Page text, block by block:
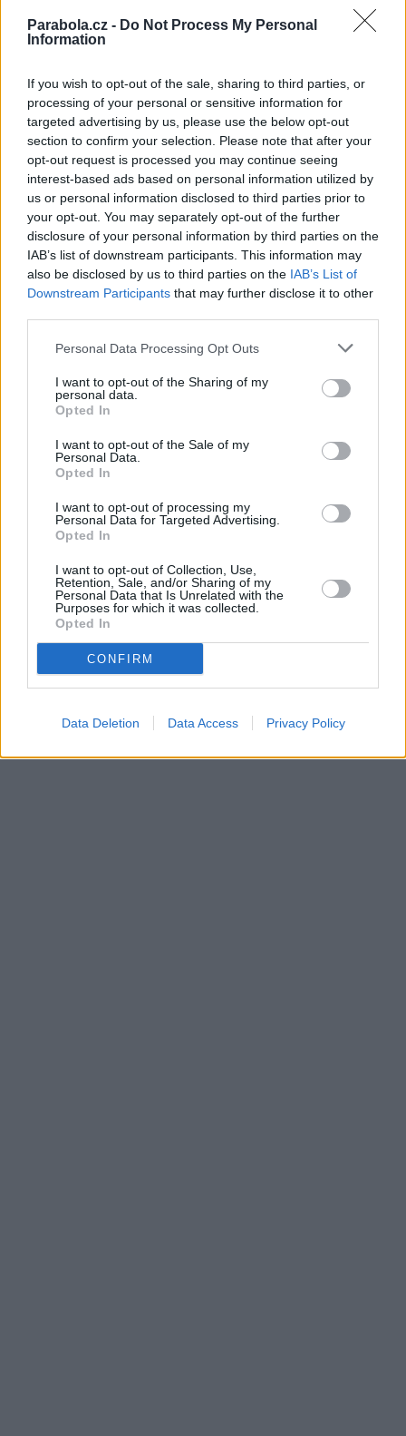
Parabola.cz - Do Not Process My Personal
Information
If you wish to opt-out of the sale, sharing to third parties, or
processing of your personal or sensitive information for
targeted advertising by us, please use the below opt-out
section to confirm your selection. Please note that after your
opt-out request is processed you may continue seeing
interest-based ads based on personal information utilized by
us or personal information disclosed to third parties prior to
your opt-out. You may separately opt-out of the further
disclosure of your personal information by third parties on the
IAB’s list of downstream participants. This information may
also be disclosed by us to third parties on the IAB’s List of
Downstream Participants that may further disclose it to other
Personal Data Processing Opt Outs
I want to opt-out of the Sharing of my
personal data.
Opted In
I want to opt-out of the Sale of my
Personal Data.
Opted In
I want to opt-out of processing my
Personal Data for Targeted Advertising.
Opted In
I want to opt-out of Collection, Use,
Retention, Sale, and/or Sharing of my
Personal Data that Is Unrelated with the
Purposes for which it was collected.
Opted In
CONFIRM
Data Deletion Data Access Privacy Policy
Sledovanie HDTV kanálu Euro1080 pomocou SkyStar 2
Reklama
Pracovní nabídky
06.08.2026 -Bosch Powertrain s.r.o. Jihlava • CNC operátor• mzda
Kč • náborový bonus 50.000 Kč • příspěvek na ubytování (Jihlava,
Jihlava)
06.08.2026 -Bosch Powertrain s.r.o. • montážní dělník • mzda 44.700
týdenní zálohy na mzdu 2.000 Kč (Jihlava, okres Jihlava)
06.08.2026 -Bosch Powertrain s.r.o. Jihlava • práce ve skladu • mzda
48.400 Kč • náborový bonus 50.000 Kč • ubytování (Jihlava, okres
06.08.2026 -
Bosch Powertrain s.r.o. Jihlava • střídač • mzda 48.400
příspěvek na ubytování (Jihlava, okres Jihlava)
06.08.2026 -Bosch Powertrain s.r.o. • seřizování strojů • mzda
Vybrané články
vysílacím týdnu
naladění na Skylinku
Parabola.cz- web o satelitní, terestrické a kabelové televizi, ©
O webu parabola.cz•O souborech cookies•Inzerce•Kontakt
Dovolená u moře•Bazény